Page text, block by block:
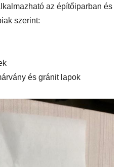
az építőiparban és
szerint:
és gránit lapok